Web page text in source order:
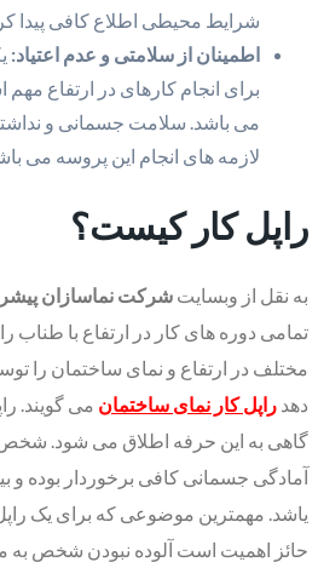
شرایط محیطی اطلاع کافی پیدا
اطمینان از سلامتی و عدم اعتیاد:
برای انجام کارهای در ارتفاع
می باشد. سلامت جسمانی و نداشتن
لازمه های انجام این پروسه می
راپل کار کیست؟
به نقل از وبسایت شرکت نماسازان
تمامی دوره های کار در ارتفاع با طناب
مختلف در ارتفاع و نمای ساختمان را
دهد راپل کار نمای ساختمان می گویند.
گاهی به این حرفه اطلاق می شود. شخص
آمادگی جسمانی کافی برخوردار بوده و
یاشد. مهمترین موضوعی که برای یک
حائز اهمیت است آلوده نبودن شخص به